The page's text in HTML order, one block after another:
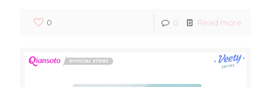
0 0 Read more